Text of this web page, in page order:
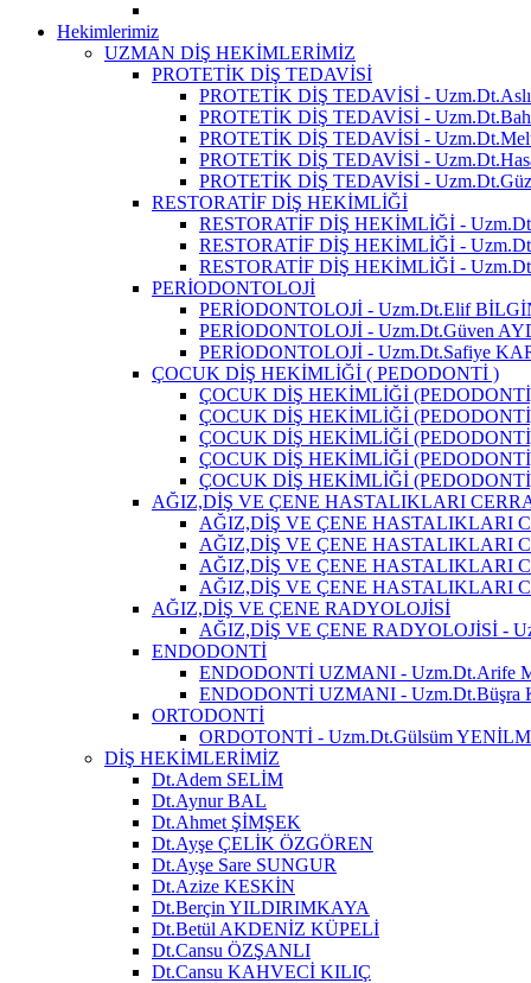
Hekimlerimiz
UZMAN DİŞ HEKİMLERİMİZ
PROTETİK DİŞ TEDAVİSİ
PROTETİK DİŞ TEDAVİSİ -
PROTETİK DİŞ TEDAVİSİ -
PROTETİK DİŞ TEDAVİSİ -
PROTETİK DİŞ TEDAVİSİ -
PROTETİK DİŞ TEDAVİSİ -
RESTORATİF DİŞ HEKİMLİĞİ
RESTORATİF DİŞ HEKİMLİĞİ -
RESTORATİF DİŞ HEKİMLİĞİ -
RESTORATİF DİŞ HEKİMLİĞİ -
PERİODONTOLOJİ
PERİODONTOLOJİ - Uzm.Dt.Elif
PERİODONTOLOJİ - Uzm.Dt.Güven
PERİODONTOLOJİ - Uzm.Dt.Safiye
ÇOCUK DİŞ HEKİMLİĞİ ( PEDODONTİ )
ÇOCUK DİŞ HEKİMLİĞİ
ÇOCUK DİŞ HEKİMLİĞİ
ÇOCUK DİŞ HEKİMLİĞİ
ÇOCUK DİŞ HEKİMLİĞİ
ÇOCUK DİŞ HEKİMLİĞİ
AĞIZ,DİŞ VE ÇENE HASTALIKLARI
AĞIZ,DİŞ VE ÇENE HASTALIKLARI
AĞIZ,DİŞ VE ÇENE HASTALIKLARI
AĞIZ,DİŞ VE ÇENE HASTALIKLARI
AĞIZ,DİŞ VE ÇENE HASTALIKLARI
AĞIZ,DİŞ VE ÇENE RADYOLOJİSİ
AĞIZ,DİŞ VE ÇENE RADYOLOJİSİ -
ENDODONTİ
ENDODONTİ UZMANI - Uzm.Dt.Arife
ENDODONTİ UZMANI - Uzm.Dt.Büşra
ORTODONTİ
ORDOTONTİ - Uzm.Dt.Gülsüm
DİŞ HEKİMLERİMİZ
Dt.Adem SELİM
Dt.Aynur BAL
Dt.Ahmet ŞİMŞEK
Dt.Ayşe ÇELİK ÖZGÖREN
Dt.Ayşe Sare SUNGUR
Dt.Azize KESKİN
Dt.Berçin YILDIRIMKAYA
Dt.Betül AKDENİZ KÜPELİ
Dt.Cansu ÖZŞANLI
Dt.Cansu KAHVECİ KILIÇ